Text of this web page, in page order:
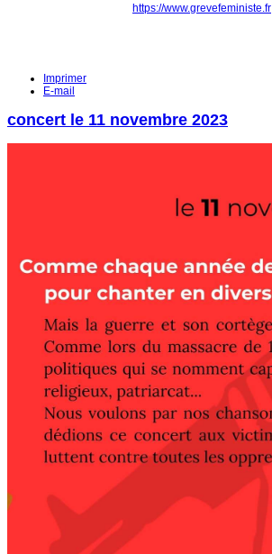
https://www.grevefeministe.fr
Imprimer
E-mail
concert le 11 novembre 2023